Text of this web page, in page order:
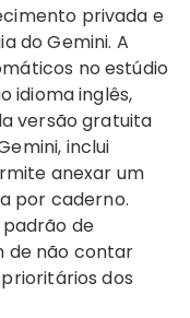
privada e
do Gemini. A
no estúdio
idioma inglês,
versão gratuita
inclui
anexar um
por caderno.
de
de não contar
dos